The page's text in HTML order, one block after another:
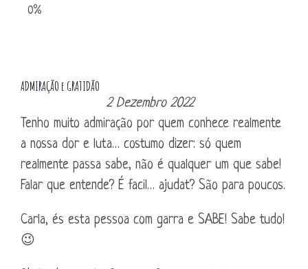
ADMIRAÇÃO e GRATIDÃO
2 Dezembro 2022
Tenho muito admiração por quem conhece realmente
a nossa dor e luta… costumo dizer: só quem
realmente passa sabe, não é qualquer um que sabe!
Falar que entende? É facil… ajudat? São para poucos.
Carla, és esta pessoa com garra e SABE! Sabe tudo!
😉